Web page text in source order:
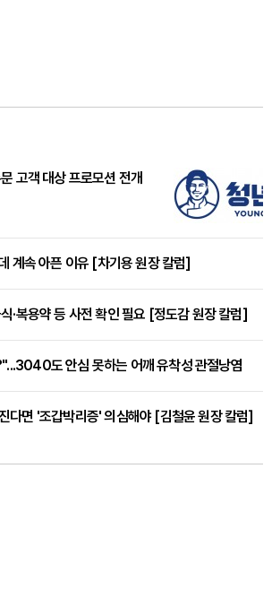
고객 대상 프로모션 전개
계속 아픈 이유 [차기용 원장 칼럼]
·복용약 등 사전 확인 필요 [정도감 원장 칼럼]
도 안심 못하는 어깨 유착성 관절낭염
다면 '조갑박리증' 의심해야 [김철윤 원장 칼럼]